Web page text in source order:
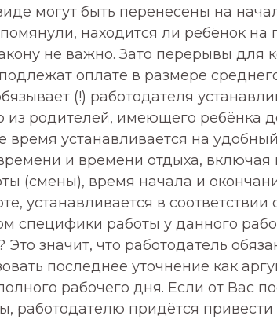
могут быть перенесены на
находится ли ребёнок на
не важно. Зато перерывы для
оплате в размере
(!) работодателя
из родителей, имеющего ребёнка
время устанавливается на
и времени отдыха, включая
(смены), время начала и
устанавливается в
специфики работы у данного
значит, что работодатель
последнее уточнение как
рабочего дня. Если от Вас
работодателю придётся